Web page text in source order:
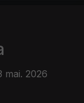
mai. 2026